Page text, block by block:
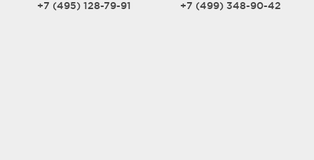
+7 (495) 128-79-91 +7 (499) 348-90-42